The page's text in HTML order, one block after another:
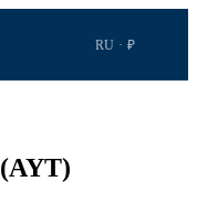
RU · ₽